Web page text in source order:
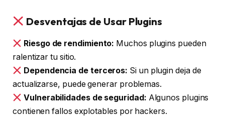
Desventajas de Usar Plugins
Riesgo de rendimiento: Muchos plugins pueden
ralentizar tu sitio.
Dependencia de terceros: Si un plugin deja de
actualizarse, puede generar problemas.
Vulnerabilidades de seguridad: Algunos plugins
contienen fallos explotables por hackers.